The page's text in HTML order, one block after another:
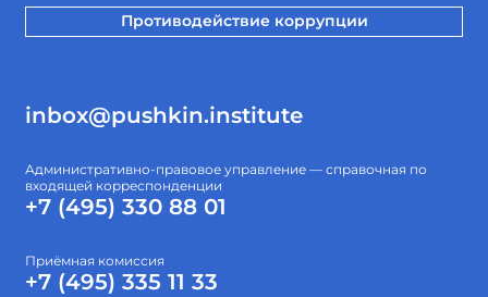
Противодействие коррупции
inbox@pushkin.institute
Административно-правовое управление — справочная по
входящей корреспонденции
+7 (495) 330 88 01
Приёмная комиссия
+7 (495) 335 11 33